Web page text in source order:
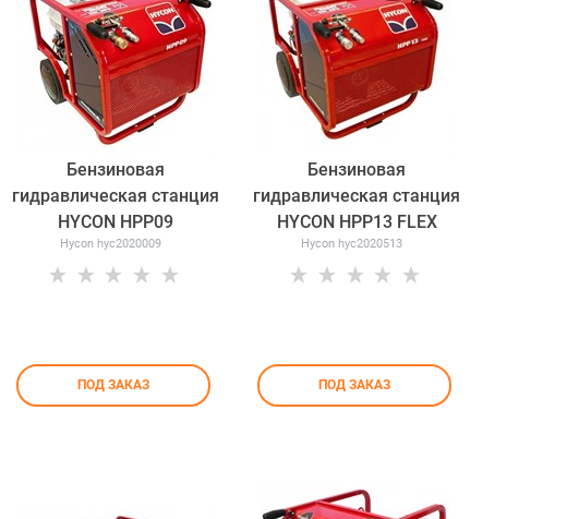
Бензиновая
гидравлическая станция
HYCON HPP09
Hycon hyc2020009
ПОД ЗАКАЗ
Бензиновая
гидравлическая станция
HYCON HPP13 FLEX
Hycon hyc2020513
ПОД ЗАКАЗ